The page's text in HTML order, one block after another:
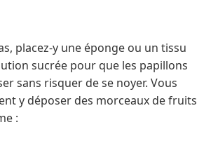
placez-y une éponge ou un tissu
sucrée pour que les papillons
sans risquer de se noyer. Vous
y déposer des morceaux de fruits
: